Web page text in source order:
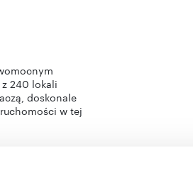
240 lokali
doskonale
w tej